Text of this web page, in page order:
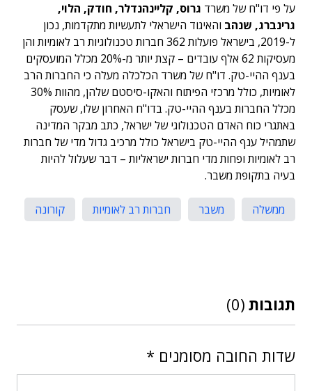
על פי דו"ח של משרד גרוס, קליינהנדלר, חודק, הלוי,
גרינברג, שנהב והאיגוד הישראלי לתעשיות מתקדמות, נכון
ל-2019, בישראל פועלות 362 חברות טכנולוגיות רב לאומיות והן
מעסיקות 62 אלף עובדים – קצת יותר מ-20% מכלל המועסקים
בענף ההיי-טק. דו"ח של משרד הכלכלה מעלה כי החברות הרב
לאומיות, כולל מרכזי הפיתוח והאקו-סיסטם שלהן, מהוות 30%
מכלל החברות בענף ההיי-טק. בדו"ח האחרון שלו, שעסק
באתגרי כוח האדם הטכנולוגי של ישראל, כתב מבקר המדינה
שתמהיל ענף ההיי-טק בישראל כולל מרכיב גדול מדי של חברות
רב לאומיות ופחות מדי חברות ישראליות – דבר שעלול להיות
בעיה בתקופת משבר.
ממשלה משבר חברות רב לאומיות קורונה
תגובות (0)
שדות החובה מסומנים *